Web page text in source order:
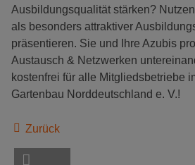
Ausbildungsqualität stärken?
als besonders attraktiver
präsentieren. Sie und Ihre Azubis
Austausch & Netzwerken
kostenfrei für alle Mitgliedsbetriebe
Gartenbau Norddeutschland e. V.!
Zurück